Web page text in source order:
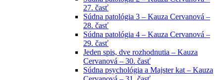
27. časť
Súdna patológia 3 – Kauza Cervanová –
28. časť
Súdna patológia 4 – Kauza Cervanová –
29. časť
Jeden spis, dve rozhodnutia – Kauza
Cervanová – 30. časť
Súdna psychológia a Majster kat – Kauza